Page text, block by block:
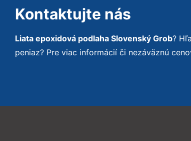
Kontaktujte nás
Liata epoxidová podlaha Slovenský Grob?
peniaz? Pre viac informácií či nezáväznú